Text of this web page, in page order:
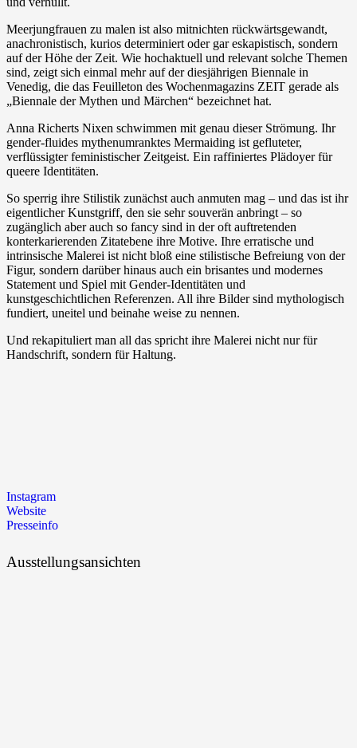
Meerjungfrauen zu malen ist also mitnichten rückwärtsgewandt,
anachronistisch, kurios determiniert oder gar eskapistisch, sondern
auf der Höhe der Zeit. Wie hochaktuell und relevant solche Themen
sind, zeigt sich einmal mehr auf der diesjährigen Biennale in
Venedig, die das Feuilleton des Wochenmagazins ZEIT gerade als
„Biennale der Mythen und Märchen“ bezeichnet hat.
Anna Richerts Nixen schwimmen mit genau dieser Strömung. Ihr
gender-fluides mythenumranktes Mermaiding ist gefluteter,
verflüssigter feministischer Zeitgeist. Ein raffiniertes Plädoyer für
queere Identitäten.
So sperrig ihre Stilistik zunächst auch anmuten mag – und das ist ihr
eigentlicher Kunstgriff, den sie sehr souverän anbringt – so
zugänglich aber auch so fancy sind in der oft auftretenden
konterkarierenden Zitatebene ihre Motive. Ihre erratische und
intrinsische Malerei ist nicht bloß eine stilistische Befreiung von der
Figur, sondern darüber hinaus auch ein brisantes und modernes
Statement und Spiel mit Gender-Identitäten und
kunstgeschichtlichen Referenzen. All ihre Bilder sind mythologisch
fundiert, uneitel und beinahe weise zu nennen.
Und rekapituliert man all das spricht ihre Malerei nicht nur für
Handschrift, sondern für Haltung.
Instagram
Website
Presseinfo
Ausstellungsansichten